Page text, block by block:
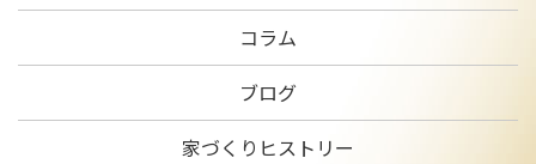
コラム
ブログ
家づくりヒストリー